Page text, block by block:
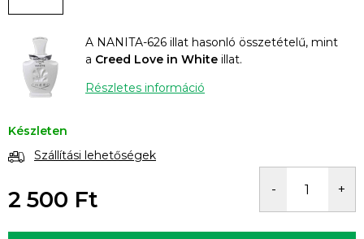
A NANITA-626 illat hasonló összetételű, mint
a Creed Love in White illat.
Részletes információ
Készleten
Szállítási lehetőségek
2 500 Ft